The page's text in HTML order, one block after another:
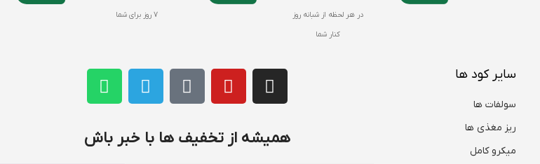
در هر لحظه از شبانه روز
کنار شما
7 روز برای شما
سایر کود ها
سولفات ها
ریز مغذی ها
میکرو کامل
همیشه از تخفیف ها با خبر باش